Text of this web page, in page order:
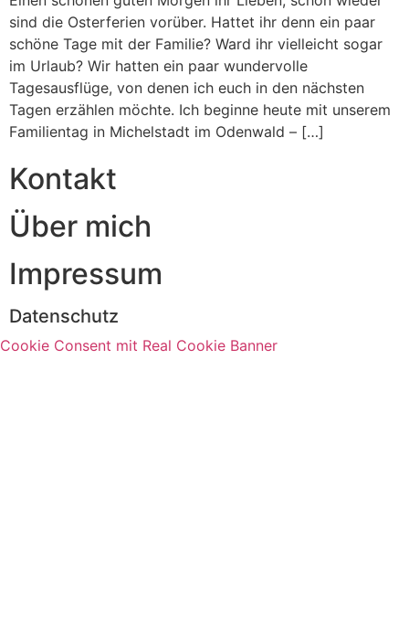
sind die Osterferien vorüber. Hattet ihr denn ein paar
schöne Tage mit der Familie? Ward ihr vielleicht sogar
im Urlaub? Wir hatten ein paar wundervolle
Tagesausflüge, von denen ich euch in den nächsten
Tagen erzählen möchte. Ich beginne heute mit unserem
Familientag in Michelstadt im Odenwald – […]
Kontakt
Über mich
Impressum
Datenschutz
Cookie Consent mit Real Cookie Banner